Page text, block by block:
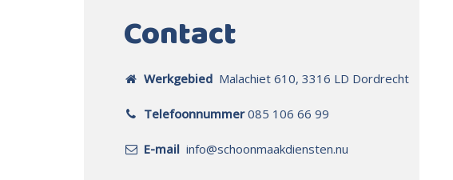
Contact
Werkgebied Malachiet 610, 3316 LD Dordrecht
Telefoonnummer 085 106 66 99
E-mail info@schoonmaakdiensten.nu